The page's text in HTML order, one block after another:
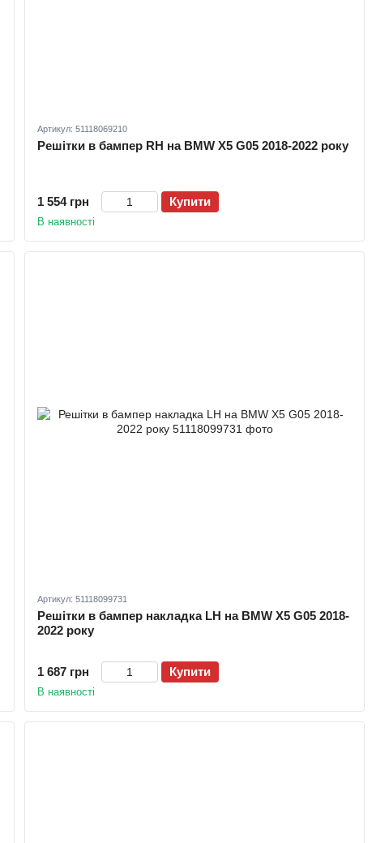
Артикул: 51118069210
Решітки в бампер RH на BMW X5 G05 2018-2022 року
1 554 грн Купити
В наявності
Артикул: 51118099731
Решітки в бампер накладка LH на BMW X5 G05 2018-
2022 року
1 687 грн Купити
В наявності